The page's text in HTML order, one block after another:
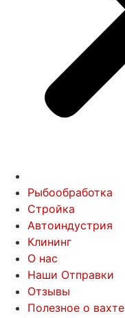
Рыбообработка
Стройка
Автоиндустрия
Клининг
О нас
Наши Отправки
Отзывы
Полезное о вахте